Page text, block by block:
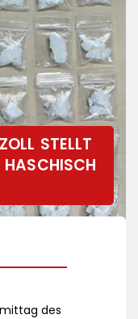
STELLT
HASCHISCH
des